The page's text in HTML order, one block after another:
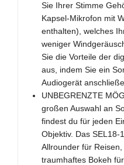
Sie Ihrer Stimme
Kapsel-Mikrofon mit
enthalten), welches
weniger
Sie die Vorteile der
aus, indem Sie ein
Audiogerät
UNBEGRENZTE
großen Auswahl an
findest du für jeden
Objektiv. Das
Allrounder für
traumhaftes Bokeh